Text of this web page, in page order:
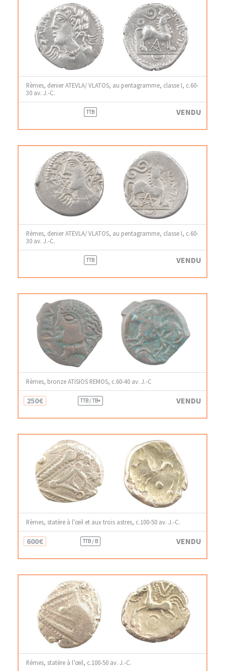
Rèmes, denier ATEVLA/ VLATOS, au pentagramme, classe I, c.60-
30 av. J.-C.
TTB VENDU
Rèmes, denier ATEVLA/ VLATOS, au pentagramme, classe I, c.60-
30 av. J.-C.
TTB VENDU
Rèmes, bronze ATISIOS REMOS, c.60-40 av. J.-C
250€ TTB / TB+ VENDU
Rèmes, statère à l’œil et aux trois astres, c.100-50 av. J.-C.
600€ TTB / B VENDU
Rèmes, statère à l’œil, c.100-50 av. J.-C.